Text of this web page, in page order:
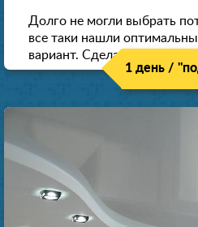
Долго не могли выбрать
все таки нашли
вариант. Сделали скидку
1 день /